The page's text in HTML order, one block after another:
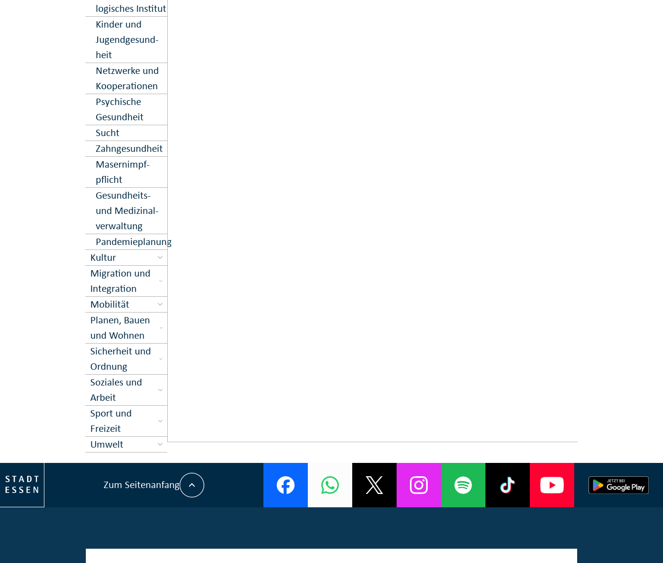
logisches Institut
Kinder und
Jugend­gesund­
heit
Netz­werke und
Kooper­ation­en
Psy­chische
Gesund­heit
Sucht
Zahn­gesund­heit
Masern­impf­
pflicht
Gesund­heits-
und Medi­zinal­
ver­waltung
Pandemieplanung
Kultur
Migration und
Inte­gration
Mobilität
Planen, Bauen
und Wohnen
Sicher­heit und
Ord­nung
Soziales und
Arbeit
Sport und
Freizeit
Umwelt
Zum Seitenanfang